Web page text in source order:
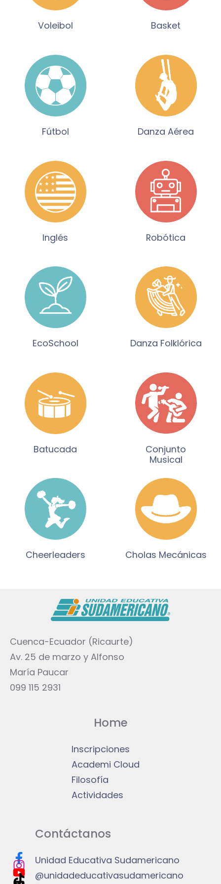
Voleibol Basket
Fútbol Danza Aérea
Inglés Robótica
EcoSchool Danza Folklórica
Batucada
Conjunto
Musical
Cheerleaders Cholas Mecánicas
Cuenca-Ecuador (Ricaurte)
Av. 25 de marzo y Alfonso
María Paucar
099 115 2931
Home
Inscripciones
Academi Cloud
Filosofía
Actividades
Contáctanos
Unidad Educativa Sudamericano
@unidadeducativasudamericano